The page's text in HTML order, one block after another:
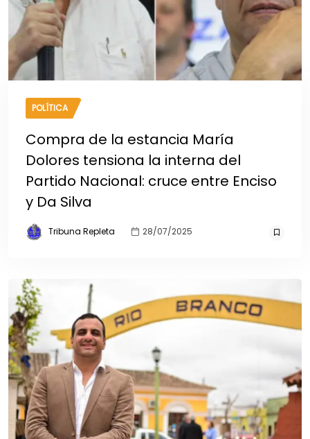
POLÍTICA
Compra de la estancia María
Dolores tensiona la interna del
Partido Nacional: cruce entre Enciso
y Da Silva
Tribuna Repleta 28/07/2025